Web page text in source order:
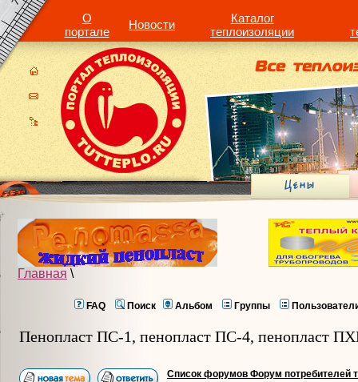
О
портале
Новости
Каталог
теплоизоляции
Главная \
FAQ Поиск Альбом Группы
Пенопласт ПС-1, пенопласт ПС-4, пенопласт
Список форумов Форум потребителей